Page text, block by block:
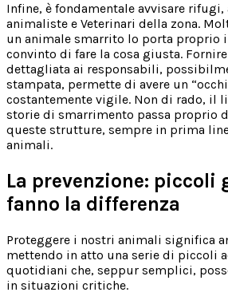
Infine, è fondamentale avvisare rifugi,
animaliste e Veterinari della zona.
un animale smarrito lo porta proprio
convinto di fare la cosa giusta.
dettagliata ai responsabili,
stampata, permette di avere un
costantemente vigile. Non di rado, il
storie di smarrimento passa proprio
queste strutture, sempre in prima
animali.
La prevenzione: piccoli
fanno la differenza
Proteggere i nostri animali significa
mettendo in atto una serie di piccoli
quotidiani che, seppur semplici,
in situazioni critiche.